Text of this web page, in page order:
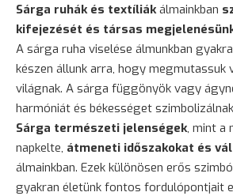
Sárga ruhák és textíliákálmainkban
kifejezését és társas
A sárga ruha viselése álmunkban
készen állunk arra, hogy megmutassuk
világnak. A sárga függönyök vagy
harmóniát és békességet
Sárga természeti jelenségek, mint a
napkelte, átmeneti időszakokat és
álmainkban. Ezek különösen erős
gyakran életünk fontos fordulópontjait